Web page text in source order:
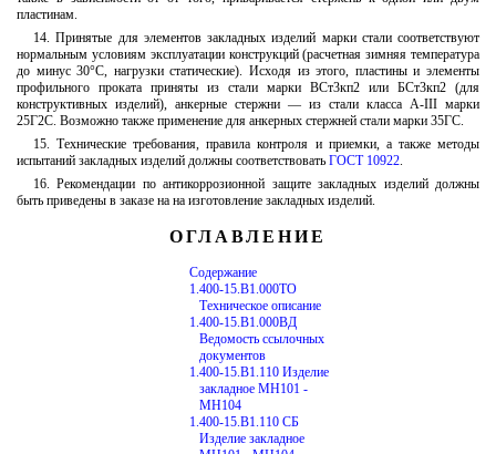
пластинам.
14. Принятые для элементов закладных изделий марки стали соответствуют
нормальным условиям эксплуатации конструкций (расчетная зимняя температура
до минус 30°С, нагрузки статические). Исходя из этого, пластины и элементы
профильного проката приняты из стали марки ВСт3кп2 или БСт3кп2 (для
конструктивных изделий), анкерные стержни — из стали класса А-III марки
25Г2С. Возможно также применение для анкерных стержней стали марки 35ГС.
15. Технические требования, правила контроля и приемки, а также методы
испытаний закладных изделий должны соответствовать ГОСТ 10922.
16. Рекомендации по антикоррозионной защите закладных изделий должны
быть приведены в заказе на на изготовление закладных изделий.
ОГЛАВЛЕНИЕ
Содержание
1.400-15.В1.000ТО
Техническое описание
1.400-15.В1.000ВД
Ведомость ссылочных
документов
1.400-15.В1.110 Изделие
закладное МН101 -
МН104
1.400-15.В1.110 СБ
Изделие закладное